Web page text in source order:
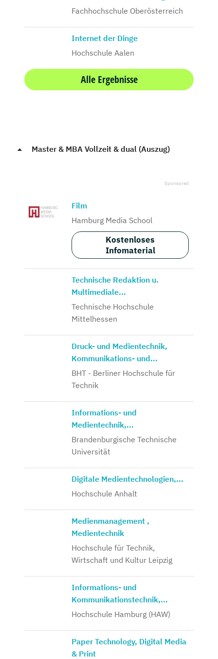
Fachhochschule Oberösterreich
Internet der Dinge
Hochschule Aalen
Alle Ergebnisse
Master & MBA Vollzeit & dual (Auszug)
Film
Hamburg Media School
Kostenloses
Infomaterial
Technische Redaktion u.
Multimediale...
Technische Hochschule
Mittelhessen
Druck- und Medientechnik,
Kommunikations- und...
BHT - Berliner Hochschule für
Technik
Informations- und
Medientechnik,...
Brandenburgische Technische
Universität
Digitale Medientechnologien,...
Hochschule Anhalt
Medienmanagement ,
Medientechnik
Hochschule für Technik,
Wirtschaft und Kultur Leipzig
Informations- und
Kommunikationstechnik,...
Hochschule Hamburg (HAW)
Paper Technology, Digital Media
& Print